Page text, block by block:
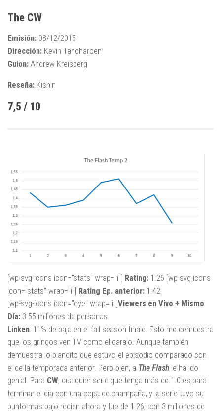
The CW
Emisión: 08/12/2015
Dirección: Kevin Tancharoen
Guion: Andrew Kreisberg
Reseña: Kishin
7,5 / 10
[wp-svg-icons icon="stats" wrap="i"] Rating: 1.26 [wp-svg-icons
icon="stats" wrap="i"] Rating Ep. anterior: 1.42
[wp-svg-icons icon="eye" wrap="i"]Viewers en Vivo + Mismo
Día: 3.55 millones de personas
Linken: 11% de baja en el fall season finale. Esto me demuestra
que los gringos ven TV como el carajo. Aunque también
demuestra lo blandito que estuvo el episodio comparado con
el de la temporada anterior. Pero bien, a The Flash le ha ido
genial. Para CW, cualquier serie que tenga más de 1.0 es para
terminar el día con una copa de champaña, y la serie tuvo su
punto más bajo recien ahora y fue de 1.26, con 3 millones de